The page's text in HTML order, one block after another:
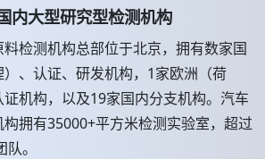
内大型研究型检测机构
检测机构总部位于北京，拥有数家国
、认证、研发机构，1家欧洲（荷
机构，以及19家国内分支机构。汽车
拥有35000+平方米检测实验室，超过
。